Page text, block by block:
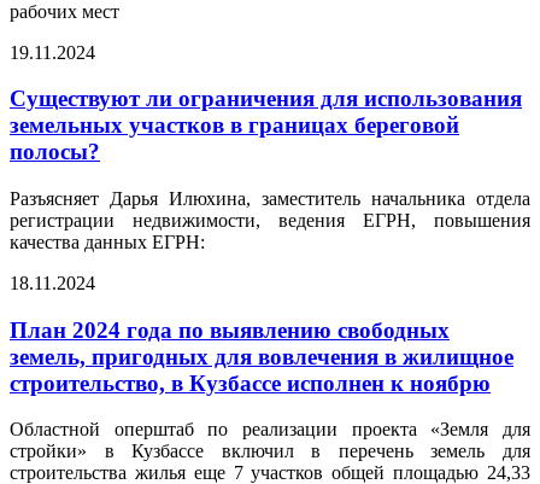
рабочих мест
19.11.2024
Существуют ли ограничения для использования
земельных участков в границах береговой
полосы?
Разъясняет Дарья Илюхина, заместитель начальника отдела
регистрации недвижимости, ведения ЕГРН, повышения
качества данных ЕГРН:
18.11.2024
План 2024 года по выявлению свободных
земель, пригодных для вовлечения в жилищное
строительство, в Кузбассе исполнен к ноябрю
Областной оперштаб по реализации проекта «Земля для
стройки» в Кузбассе включил в перечень земель для
строительства жилья еще 7 участков общей площадью 24,33